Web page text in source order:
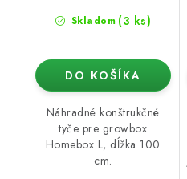
Skladom (3 ks)
DO KOŠÍKA
Náhradné konštrukčné
tyče pre growbox
Homebox L, dĺžka 100
cm.